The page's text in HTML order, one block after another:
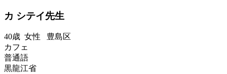
カ シテイ先生
40歳 女性 豊島区
カフェ
普通語
黒龍江省